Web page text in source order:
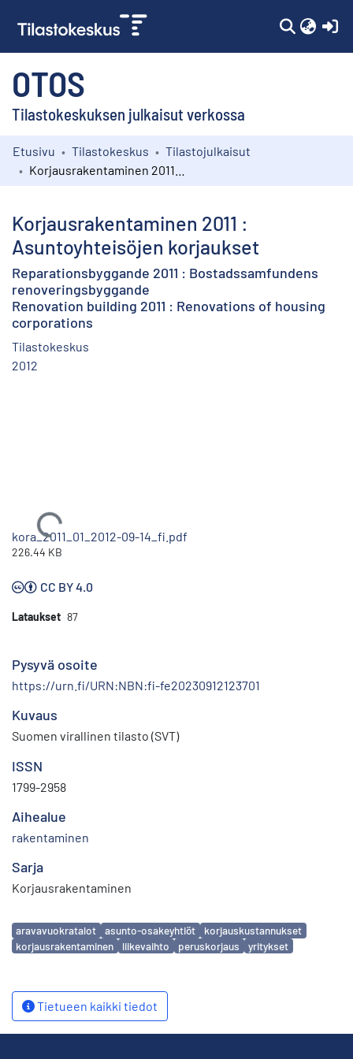
OTOS
Tilastokeskuksen julkaisut verkossa
Kokoelmat
Etusivu Tilastokeskus
Tilastojulkaisut
Korjausrakentaminen 2011 :
Asuntoyhteisöjen korjaukset
Reparationsbyggande 2011 : Bostadssamfundens
renoveringsbyggande
Renovation building 2011 : Renovations of housing
corporations
Tilastokeskus
2012
Ladataan...
kora_2011_01_2012-09-14_fi.pdf
226.44 KB
CC BY 4.0
Lataukset 87
Pysyvä osoite
https://urn.fi/URN:NBN:fi-fe20230912123701
Kuvaus
Suomen virallinen tilasto (SVT)
ISSN
1799-2958
Aihealue
rakentaminen
Sarja
Korjausrakentaminen
Avainsanat
aravavuokratalot asunto-osakeyhtiöt
korjauskustannukset
korjausrakentaminen
liikevaihto peruskorjaus yritykset
Tietueen kaikki tiedot